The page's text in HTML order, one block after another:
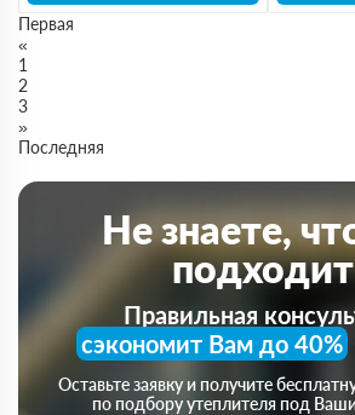
Первая
«
1
2
3
»
Последняя
Не знаете,
Правильная
сэкономит Вам до 40%
Оставьте заявку и получите
по подбору утеплителя под